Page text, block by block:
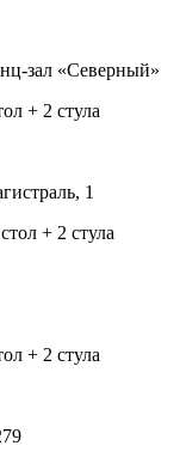
зал «Северный»
+ 2 стула
1
+ 2 стула
+ 2 стула